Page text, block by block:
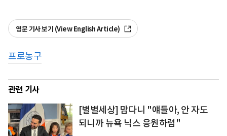
영문 기사 보기 (View English Article)
프로농구
관련 기사
[별별세상] 맘다니 "얘들아, 안 자도
되니까 뉴욕 닉스 응원하렴"